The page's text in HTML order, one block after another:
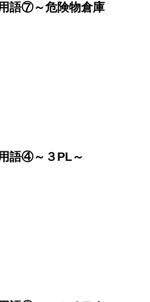
語⑦～危険物倉庫
語④～３PL～